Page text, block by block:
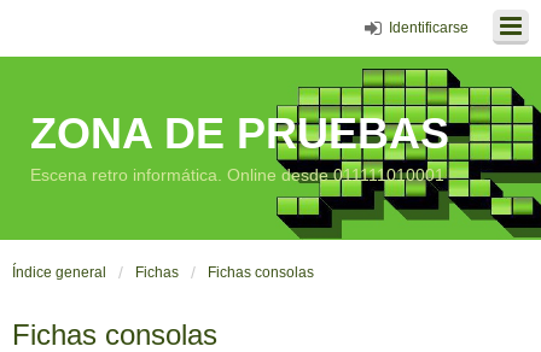
Identificarse
ZONA DE PRUEBAS
Escena retro informática. Online desde 011111010001
Índice general Fichas Fichas consolas
Fichas consolas